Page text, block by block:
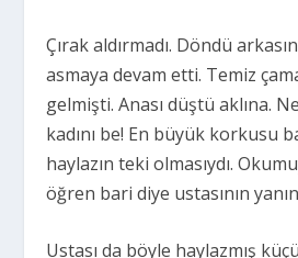
Çırak aldırmadı. Döndü
asmaya devam etti. Temiz
gelmişti. Anası düştü aklına.
kadını be! En büyük korkusu
haylazın teki olmasıydı.
öğren bari diye ustasının
Ustası da böyle haylazmış